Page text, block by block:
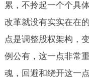
累，不拎起一个个具
改革就没有实实在在
点是调整股权架构，
例公有，这一点非常
魂，回避和绕开这一